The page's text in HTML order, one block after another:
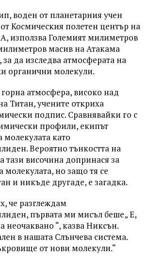
воден от планетарния учен
Космическия полетен център на
използва Големият милиметров
масив на Атакама
да изследва атмосферата на
органични молекули.
горна атмосфера, високо над
Титан, учените откриха
подпис. Сравнявайки го с
профили, екипът
като
Вероятно тънкостта на
тази височина допринася за
молекулата, но защо тя се
и никъде другаде, е загадка.
че разглеждам
първата ми мисъл беше„ Е,
неочаквано “, казва Никсън.
в нашата Слънчева система.
от нови молекули.“